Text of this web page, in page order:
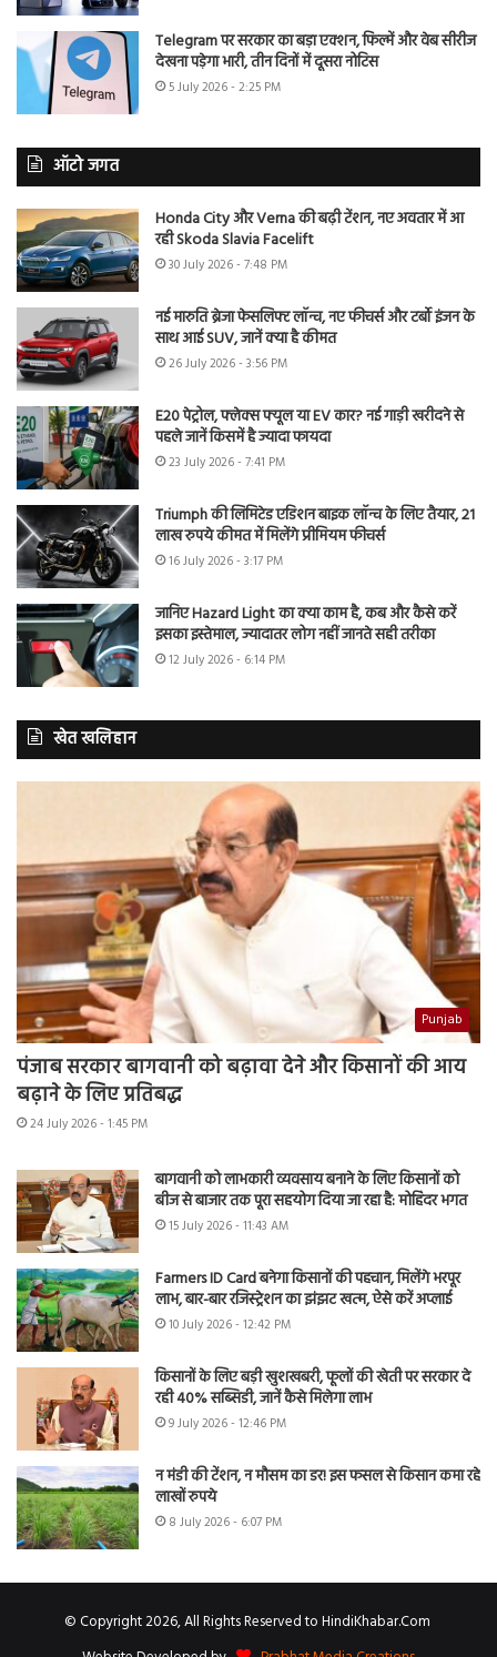
Telegram पर सरकार का बड़ा एक्शन, फिल्में और वेब सीरीज
देखना पड़ेगा भारी, तीन दिनों में दूसरा नोटिस
5 July 2026 - 2:25 PM
ऑटो जगत
Honda City और Verna की बढ़ी टेंशन, नए अवतार में आ
रही Skoda Slavia Facelift
30 July 2026 - 7:48 PM
नई मारुति ब्रेजा फेसलिफ्ट लॉन्च, नए फीचर्स और टर्बो इंजन के
साथ आई SUV, जानें क्या है कीमत
26 July 2026 - 3:56 PM
E20 पेट्रोल, फ्लेक्स फ्यूल या EV कार? नई गाड़ी खरीदने से
पहले जानें किसमें है ज्यादा फायदा
23 July 2026 - 7:41 PM
Triumph की लिमिटेड एडिशन बाइक लॉन्च के लिए तैयार, 21
लाख रुपये कीमत में मिलेंगे प्रीमियम फीचर्स
16 July 2026 - 3:17 PM
जानिए Hazard Light का क्या काम है, कब और कैसे करें
इसका इस्तेमाल, ज्यादातर लोग नहीं जानते सही तरीका
12 July 2026 - 6:14 PM
खेत खलिहान
Punjab
पंजाब सरकार बागवानी को बढ़ावा देने और किसानों की आय
बढ़ाने के लिए प्रतिबद्ध
24 July 2026 - 1:45 PM
बागवानी को लाभकारी व्यवसाय बनाने के लिए किसानों को
बीज से बाजार तक पूरा सहयोग दिया जा रहा है: मोहिंदर भगत
15 July 2026 - 11:43 AM
Farmers ID Card बनेगा किसानों की पहचान, मिलेंगे भरपूर
लाभ, बार-बार रजिस्ट्रेशन का झंझट खत्म, ऐसे करें अप्लाई
10 July 2026 - 12:42 PM
किसानों के लिए बड़ी खुशखबरी, फूलों की खेती पर सरकार दे
रही 40% सब्सिडी, जानें कैसे मिलेगा लाभ
9 July 2026 - 12:46 PM
न मंडी की टेंशन, न मौसम का डर! इस फसल से किसान कमा रहे
लाखों रुपये
8 July 2026 - 6:07 PM
© Copyright 2026, All Rights Reserved to HindiKhabar.Com